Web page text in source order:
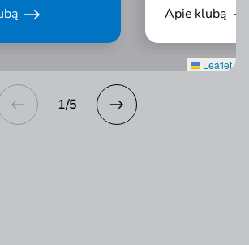
Leaflet
Apie klubą
1/5